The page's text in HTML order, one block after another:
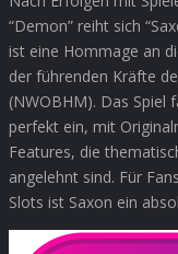
“Demon” reiht sich
ist eine Hommage an
der führenden Kräfte
(NWOBHM). Das Spiel
perfekt ein, mit
Features, die
angelehnt sind. Für
Slots ist Saxon ein